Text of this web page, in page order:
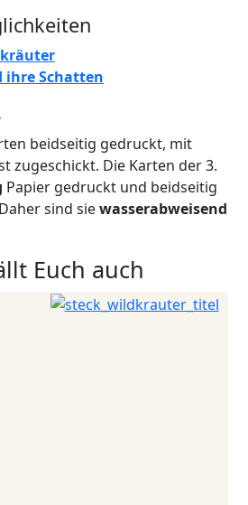
Schatten
beidseitig gedruckt, mit
zugeschickt. Die Karten der 3.
Papier gedruckt und beidseitig
sind siewasserabweisend
Euch auch